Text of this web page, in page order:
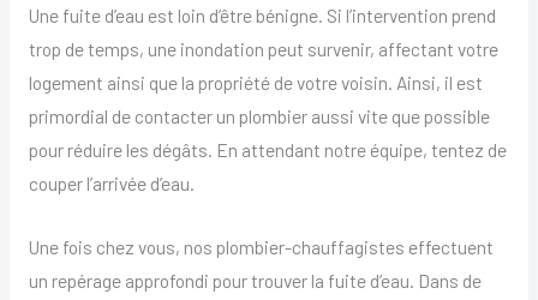
Une fuite d’eau est loin d’être bénigne. Si l’intervention prend
trop de temps, une inondation peut survenir, affectant votre
logement ainsi que la propriété de votre voisin. Ainsi, il est
primordial de contacter un plombier aussi vite que possible
pour réduire les dégâts. En attendant notre équipe, tentez de
couper l’arrivée d’eau.
Une fois chez vous, nos plombier-chauffagistes effectuent
un repérage approfondi pour trouver la fuite d’eau. Dans de